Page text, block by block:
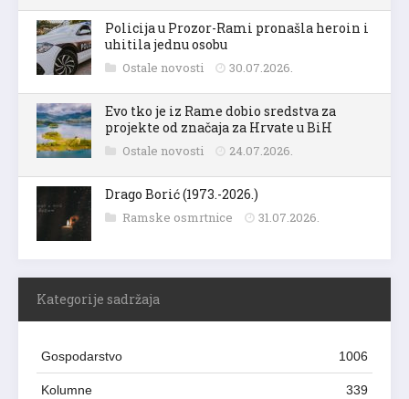
Policija u Prozor-Rami pronašla heroin i
uhitila jednu osobu
Ostale novosti 30.07.2026.
Evo tko je iz Rame dobio sredstva za
projekte od značaja za Hrvate u BiH
Ostale novosti 24.07.2026.
Drago Borić (1973.-2026.)
Ramske osmrtnice 31.07.2026.
Kategorije sadržaja
Gospodarstvo 1006
Kolumne 339